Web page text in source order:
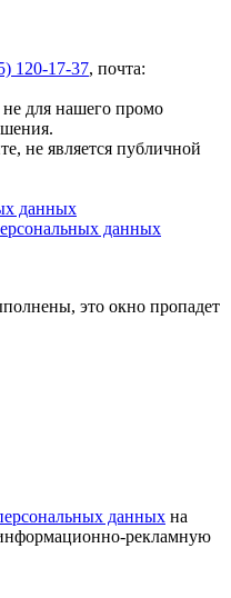
120-17-37, почта:
для нашего промо
не является публичной
данных
данных
это окно пропадет
данных на
рекламную